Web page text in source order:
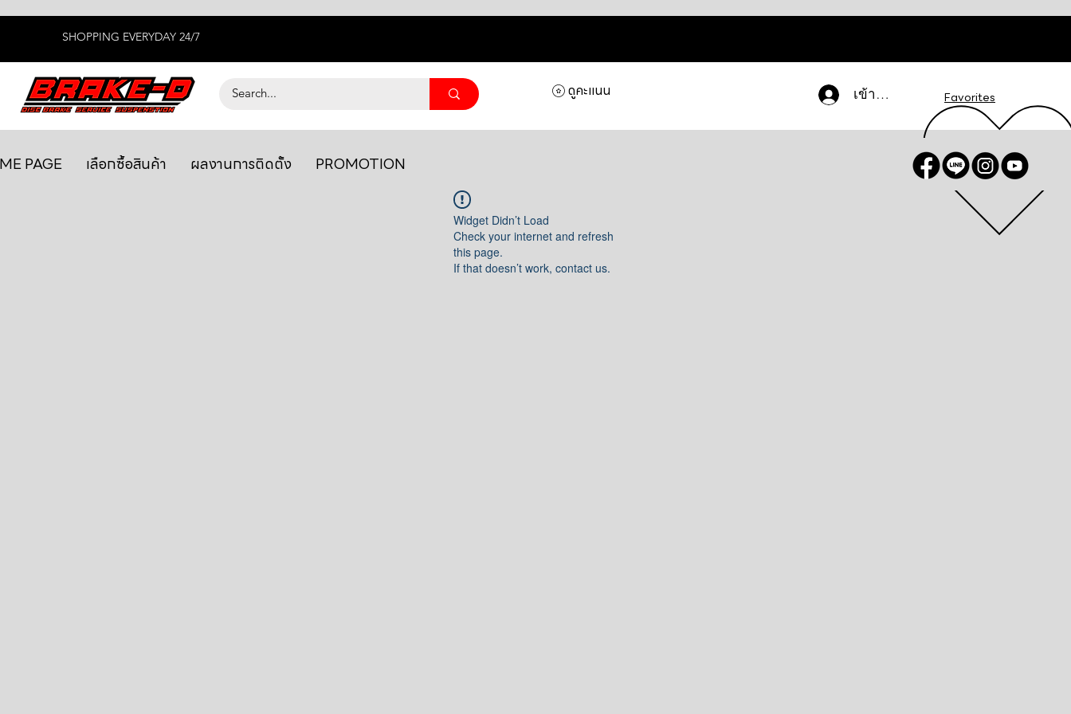
SHOPPING EVERYDAY 24/7
เข้าสู่ระบบ Favorites
ดูคะแนน
PAGE เลือกซื้อสินค้า ผลงานการติดตั้ง PROMOTION
Widget Didn’t Load
Check your internet and refresh
this page.
If that doesn’t work, contact us.